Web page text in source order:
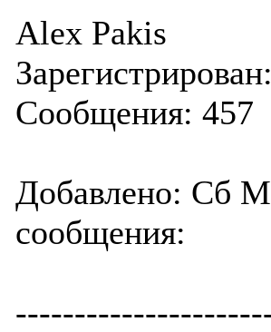
Alex Pakis
Сообщения: 457
Добавлено: Сб
сообщения: